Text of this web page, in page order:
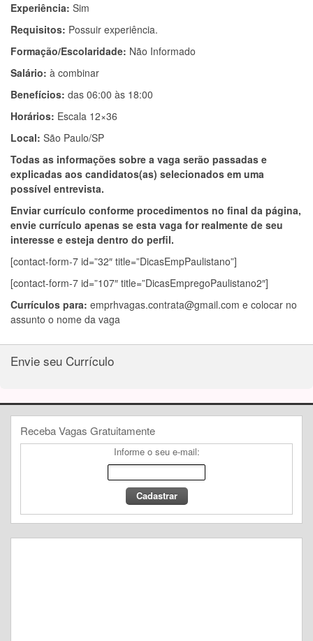
Experiência: Sim
Requisitos: Possuir experiência.
Formação/Escolaridade: Não Informado
Salário: à combinar
Benefícios: das 06:00 às 18:00
Horários: Escala 12×36
Local: São Paulo/SP
Todas as informações sobre a vaga serão passadas e
explicadas aos candidatos(as) selecionados em uma
possível entrevista.
Enviar currículo conforme procedimentos no final da página,
envie currículo apenas se esta vaga for realmente de seu
interesse e esteja dentro do perfil.
[contact-form-7 id=”32″ title=”DicasEmpPaulistano”]
[contact-form-7 id=”107″ title=”DicasEmpregoPaulistano2″]
Currículos para: emprhvagas.contrata@gmail.com e colocar no
assunto o nome da vaga
Envie seu Currículo
Receba Vagas Gratuitamente
Informe o seu e-mail: